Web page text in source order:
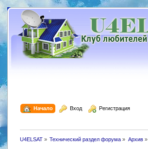
Начало Вход Регистрация
U4ELSAT» Технический раздел форума » Архив»